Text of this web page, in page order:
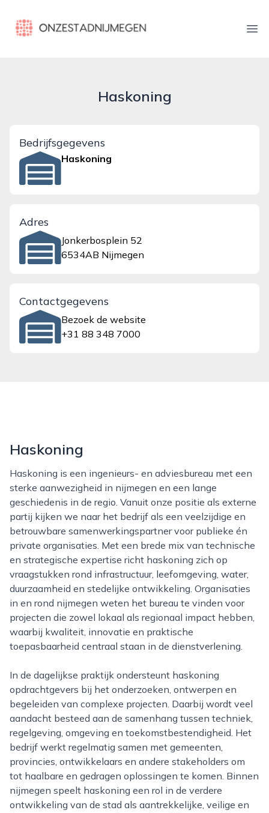
onzestadnijmegen.nl
Haskoning
Bedrijfsgegevens
Haskoning
Adres
Jonkerbosplein 52
6534AB Nijmegen
Contactgegevens
Bezoek de website
+31 88 348 7000
Haskoning
Haskoning is een ingenieurs- en adviesbureau met een
sterke aanwezigheid in nijmegen en een lange
geschiedenis in de regio. Vanuit onze positie als externe
partij kijken we naar het bedrijf als een veelzijdige en
betrouwbare samenwerkingspartner voor publieke én
private organisaties. Met een brede mix van technische
en strategische expertise richt haskoning zich op
vraagstukken rond infrastructuur, leefomgeving, water,
duurzaamheid en stedelijke ontwikkeling. Organisaties
in en rond nijmegen weten het bureau te vinden voor
projecten die zowel lokaal als regionaal impact hebben,
waarbij kwaliteit, innovatie en praktische
toepasbaarheid centraal staan in de dienstverlening.
In de dagelijkse praktijk ondersteunt haskoning
opdrachtgevers bij het onderzoeken, ontwerpen en
begeleiden van complexe projecten. Daarbij wordt veel
aandacht besteed aan de samenhang tussen techniek,
regelgeving, omgeving en toekomstbestendigheid. Het
bedrijf werkt regelmatig samen met gemeenten,
provincies, ontwikkelaars en andere stakeholders om
tot haalbare en gedragen oplossingen te komen. Binnen
nijmegen speelt haskoning een rol in de verdere
ontwikkeling van de stad als aantrekkelijke, veilige en